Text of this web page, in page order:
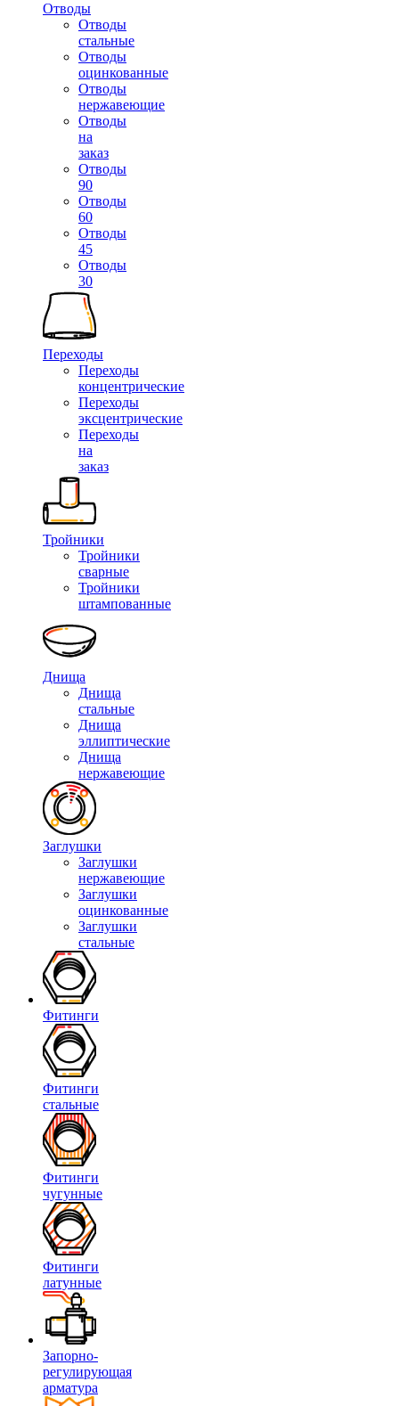
Отводы
Отводы
стальные
Отводы
оцинкованные
Отводы
нержавеющие
Отводы
на
заказ
Отводы
90
Отводы
60
Отводы
45
Отводы
30
Переходы
Переходы
концентрические
Переходы
эксцентрические
Переходы
на
заказ
Тройники
Тройники
сварные
Тройники
штампованные
Днища
Днища
стальные
Днища
эллиптические
Днища
нержавеющие
Заглушки
Заглушки
нержавеющие
Заглушки
оцинкованные
Заглушки
стальные
Фитинги
Фитинги
стальные
Фитинги
чугунные
Фитинги
латунные
Запорно-
регулирующая
арматура